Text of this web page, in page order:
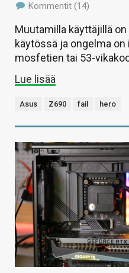
Kommentit (14)
Muutamilla käyttäjillä
käytössä ja ongelma
mosfetien tai 53-
Lue lisää
Asus Z690 fail hero